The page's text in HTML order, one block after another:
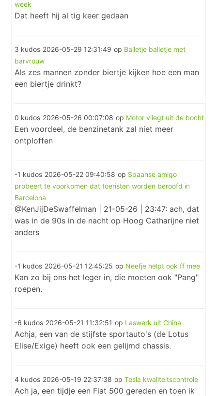
week
Dat heeft hij al tig keer gedaan
3 kudos 2026-05-29 12:31:49 op Balletje balletje met
barvrouw
Als zes mannen zonder biertje kijken hoe een man
een biertje drinkt?
0 kudos 2026-05-26 00:07:08 op Motor vliegt uit de bocht
Een voordeel, de benzinetank zal niet meer
ontploffen
-1 kudos 2026-05-22 09:40:58 op Spaanse amigo
probeert te voorkomen dat toeristen worden beroofd in
Barcelona
@KenJijDeSwaffelman | 21-05-26 | 23:47: ach, dat
was in de 90s in de nacht op Hoog Catharijne niet
anders
-1 kudos 2026-05-21 12:45:25 op Neefje helpt ook ff mee
Kan zo bij ons het leger in, die moeten ook "Pang"
roepen.
-6 kudos 2026-05-21 11:32:51 op Laswerk uit China
Achja, een van de stijfste sportauto's (de Lotus
Elise/Exige) heeft ook een gelijmd chassis.
4 kudos 2026-05-19 22:37:38 op Tesla kwaliteitscontrole
Ach ja, een tijdje een Fiat 500 gereden en toen ik